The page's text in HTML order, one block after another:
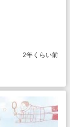
2年くらい前